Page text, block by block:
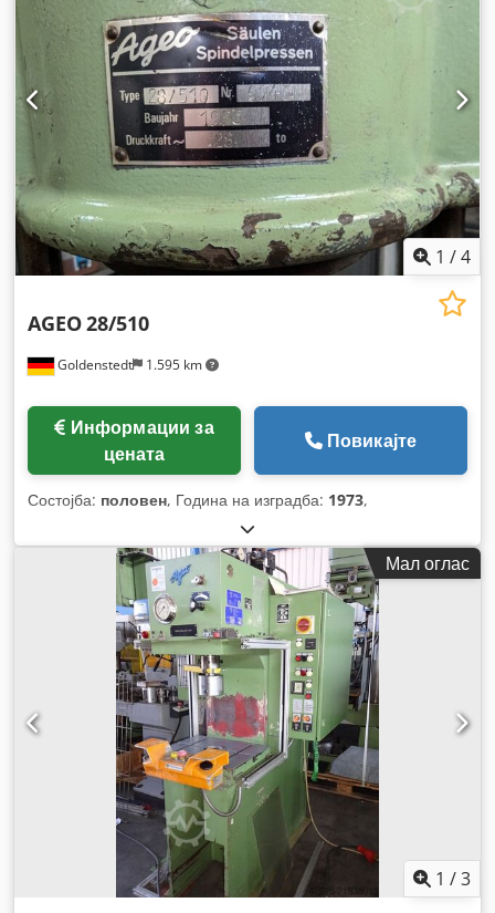
1 /4
Goldenstedt 1.595 km
AGEO28/510
цената
Повикајте
Состојба: половен, Година на изградба: 1973,
Мал оглас
1 /3